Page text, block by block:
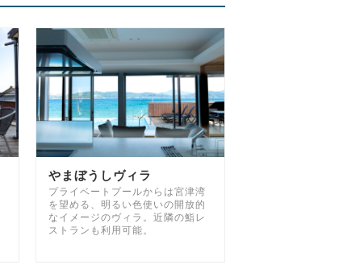
やまぼうしヴィラ
プライベートプールからは宮津湾
を望める、明るい色使いの開放的
なイメージのヴィラ。近隣の鮨レ
ストランも利用可能。